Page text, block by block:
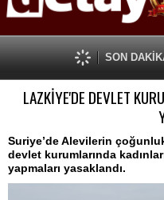
SON
LAZKİYE'DE DEVLET
Suriye’de Alevilerin
devlet kurumlarında
yapmaları yasaklandı.